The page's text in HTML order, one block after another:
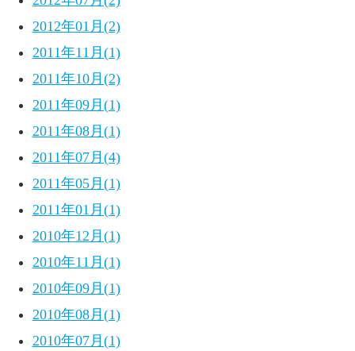
2012年01月(2)
2011年11月(1)
2011年10月(2)
2011年09月(1)
2011年08月(1)
2011年07月(4)
2011年05月(1)
2011年01月(1)
2010年12月(1)
2010年11月(1)
2010年09月(1)
2010年08月(1)
2010年07月(1)